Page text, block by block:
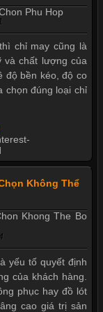
chỉ may cũng là
và chất lượng của
độ bền kéo, độ co
chọn đúng loại chỉ
Không Thể
yếu tố quyết định
của khách hàng.
phục hay đồ lót
cao giá trị sản
thu 2017